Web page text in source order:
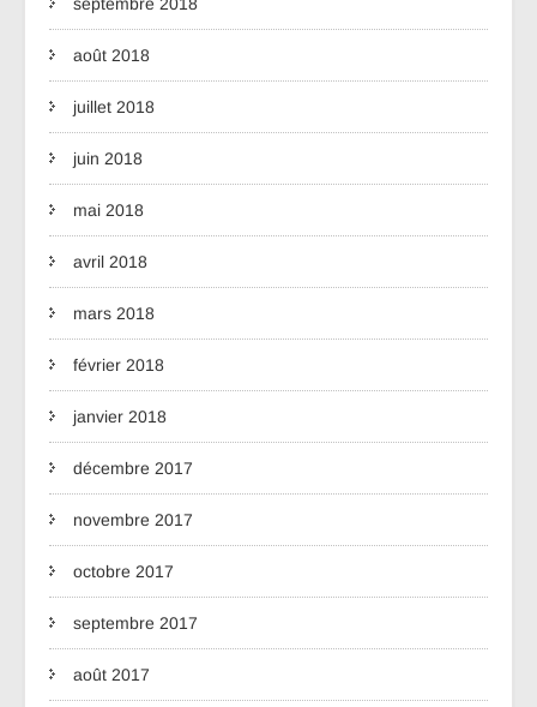
août 2018
juillet 2018
juin 2018
mai 2018
avril 2018
mars 2018
février 2018
janvier 2018
décembre 2017
novembre 2017
octobre 2017
septembre 2017
août 2017